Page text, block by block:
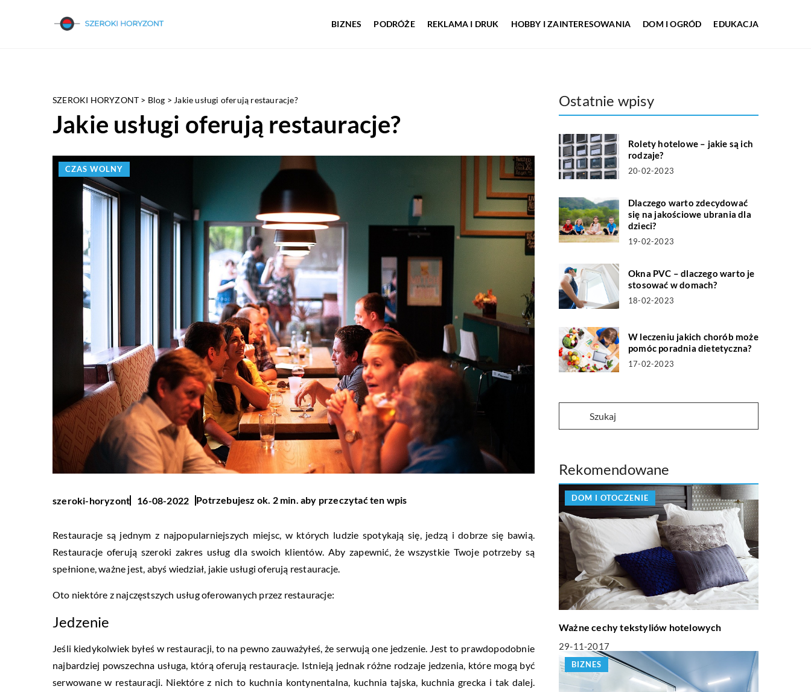
BIZNES PODRÓŻE REKLAMA I DRUK HOBBY I ZAINTERESOWANIA DOM I OGRÓD EDUKACJA
SZEROKI HORYZONT > Blog > Jakie usługi oferują restauracje?
Jakie usługi oferują restauracje?
CZAS WOLNY
szeroki-horyzont 16-08-2022 Potrzebujesz ok. 2 min. aby przeczytać ten wpis
Restauracje są jednym z najpopularniejszych miejsc, w których ludzie spotykają się, jedzą i dobrze się bawią.
Restauracje oferują szeroki zakres usług dla swoich klientów. Aby zapewnić, że wszystkie Twoje potrzeby są
spełnione, ważne jest, abyś wiedział, jakie usługi oferują restauracje.
Oto niektóre z najczęstszych usług oferowanych przez restauracje:
Jedzenie
Jeśli kiedykolwiek byłeś w restauracji, to na pewno zauważyłeś, że serwują one jedzenie. Jest to prawdopodobnie
najbardziej powszechna usługa, którą oferują restauracje. Istnieją jednak różne rodzaje jedzenia, które mogą być
serwowane w restauracji. Niektóre z nich to kuchnia kontynentalna, kuchnia tajska, kuchnia grecka i tak dalej.
Ostatnie wpisy
Rolety hotelowe – jakie są ich
rodzaje?
20-02-2023
Dlaczego warto zdecydować
się na jakościowe ubrania dla
dzieci?
19-02-2023
Okna PVC – dlaczego warto je
stosować w domach?
18-02-2023
W leczeniu jakich chorób może
pomóc poradnia dietetyczna?
17-02-2023
Rekomendowane
DOM I OTOCZENIE
Ważne cechy tekstyliów hotelowych
29-11-2017
BIZNES